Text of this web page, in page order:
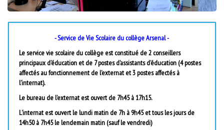
- Service de Vie Scolaire du collège Arsenal -
Le service vie scolaire du collège est constitué de 2 conseillers
principaux d’éducation et de 7 postes d’assistants d’éducation (4 postes
affectés au fonctionnement de l’externat et 3 postes affectés à
l’internat).
Le bureau de l’externat est ouvert de 7h45 à 17h15.
L’internat est ouvert le lundi matin de 7h à 9h45 et tous les jours de
14h50 à 7h45 le lendemain matin (sauf le vendredi)